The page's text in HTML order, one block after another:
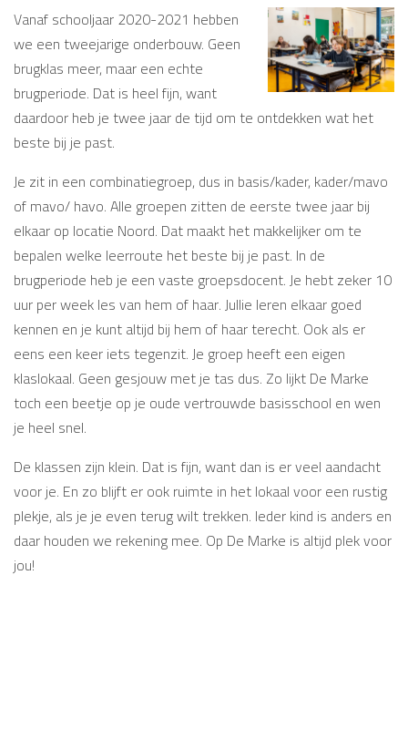
Vanaf schooljaar 2020-2021 hebben
we een tweejarige onderbouw. Geen
brugklas meer, maar een echte
brugperiode. Dat is heel fijn, want
daardoor heb je twee jaar de tijd om te ontdekken wat het
beste bij je past.
Je zit in een combinatiegroep, dus in basis/kader, kader/mavo
of mavo/ havo. Alle groepen zitten de eerste twee jaar bij
elkaar op locatie Noord. Dat maakt het makkelijker om te
bepalen welke leerroute het beste bij je past. In de
brugperiode heb je een vaste groepsdocent. Je hebt zeker 10
uur per week les van hem of haar. Jullie leren elkaar goed
kennen en je kunt altijd bij hem of haar terecht. Ook als er
eens een keer iets tegenzit. Je groep heeft een eigen
klaslokaal. Geen gesjouw met je tas dus. Zo lijkt De Marke
toch een beetje op je oude vertrouwde basisschool en wen
je heel snel.
De klassen zijn klein. Dat is fijn, want dan is er veel aandacht
voor je. En zo blijft er ook ruimte in het lokaal voor een rustig
plekje, als je je even terug wilt trekken. Ieder kind is anders en
daar houden we rekening mee. Op De Marke is altijd plek voor
jou!